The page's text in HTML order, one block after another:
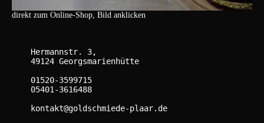
direkt zum Online-Shop, Bild anklicken